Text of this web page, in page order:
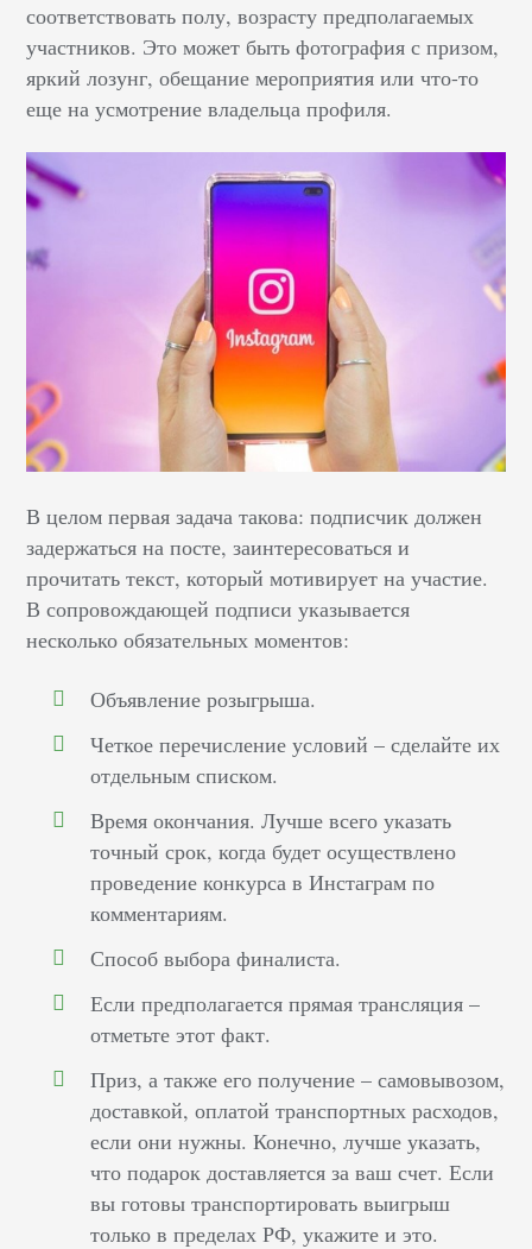
соответствовать полу, возрасту предполагаемых
участников. Это может быть фотография с призом,
яркий лозунг, обещание мероприятия или что-то
еще на усмотрение владельца профиля.
В целом первая задача такова: подписчик должен
задержаться на посте, заинтересоваться и
прочитать текст, который мотивирует на участие.
В сопровождающей подписи указывается
несколько обязательных моментов:
Объявление розыгрыша.
Четкое перечисление условий – сделайте их
отдельным списком.
Время окончания. Лучше всего указать
точный срок, когда будет осуществлено
проведение конкурса в Инстаграм по
комментариям.
Способ выбора финалиста.
Если предполагается прямая трансляция –
отметьте этот факт.
Приз, а также его получение – самовывозом,
доставкой, оплатой транспортных расходов,
если они нужны. Конечно, лучше указать,
что подарок доставляется за ваш счет. Если
вы готовы транспортировать выигрыш
только в пределах РФ, укажите и это.